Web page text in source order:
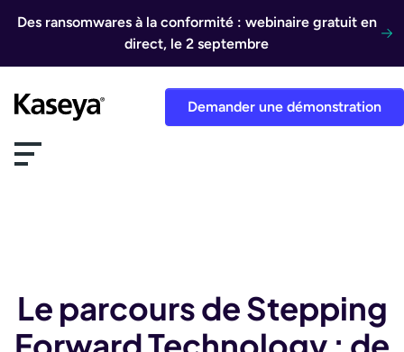
Des ransomwares à la conformité : webinaire gratuit en
direct, le 2 septembre
Demander une démonstration
Le parcours de Stepping